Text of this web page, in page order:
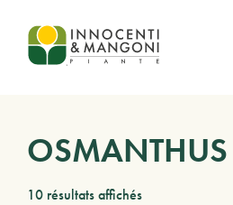
Skip to main content
OSMANTHUS
10 résultats affichés